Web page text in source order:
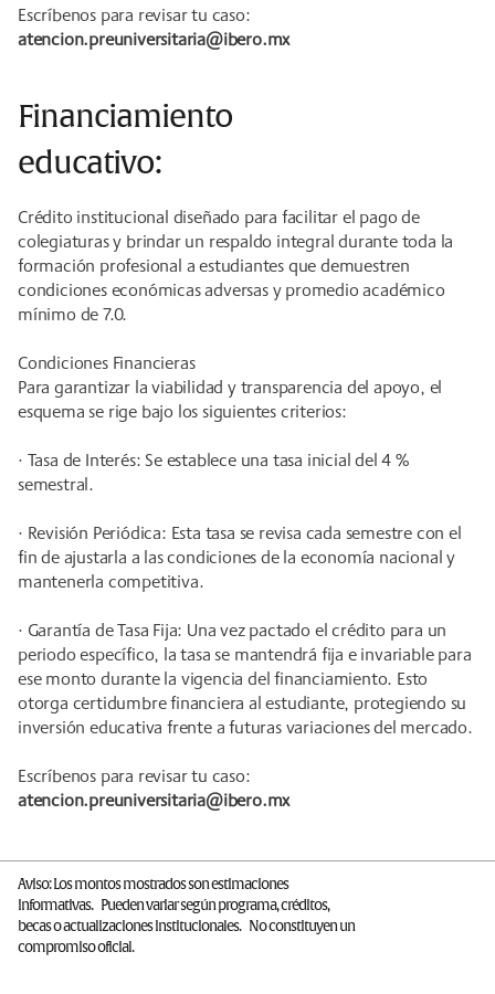
Escríbenos para revisar tu caso:
atencion.preuniversitaria@ibero.mx
Financiamiento
educativo:
Crédito institucional diseñado para facilitar el pago de
colegiaturas y brindar un respaldo integral durante toda la
formación profesional a estudiantes que demuestren
condiciones económicas adversas y promedio académico
mínimo de 7.0.
Condiciones Financieras
Para garantizar la viabilidad y transparencia del apoyo, el
esquema se rige bajo los siguientes criterios:
· Tasa de Interés: Se establece una tasa inicial del 4 %
semestral.
· Revisión Periódica: Esta tasa se revisa cada semestre con el
fin de ajustarla a las condiciones de la economía nacional y
mantenerla competitiva.
· Garantía de Tasa Fija: Una vez pactado el crédito para un
periodo específico, la tasa se mantendrá fija e invariable para
ese monto durante la vigencia del financiamiento. Esto
otorga certidumbre financiera al estudiante, protegiendo su
inversión educativa frente a futuras variaciones del mercado.
Escríbenos para revisar tu caso:
atencion.preuniversitaria@ibero.mx
Aviso: Los montos mostrados son estimaciones
informativas. Pueden variar según programa, créditos,
becas o actualizaciones institucionales. No constituyen un
compromiso oficial.